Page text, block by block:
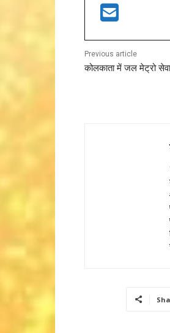
Previous article
कोलकाता में जल मेट्रो